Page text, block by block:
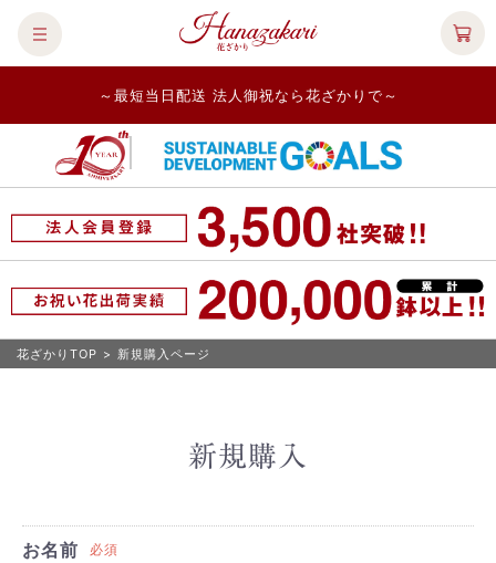
～最短当日配送 法人御祝なら花ざかりで～
花ざかりTOP > 新規購入ページ
新規購入
お名前 必須